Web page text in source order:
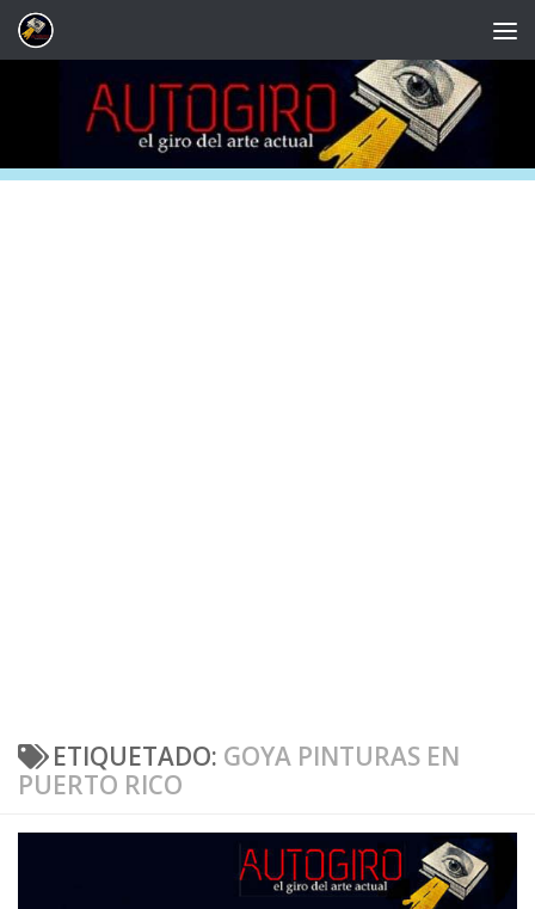
Saltar al contenido
ETIQUETADO: GOYA PINTURAS EN
PUERTO RICO